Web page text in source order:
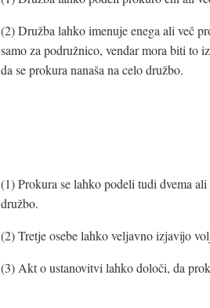
(2) Družba lahko imenuje enega ali več
samo za podružnico, vendar mora biti to
da se prokura nanaša na celo družbo.
(1) Prokura se lahko podeli tudi dvema
družbo.
(2) Tretje osebe lahko veljavno izjavijo
(3) Akt o ustanovitvi lahko določi, da